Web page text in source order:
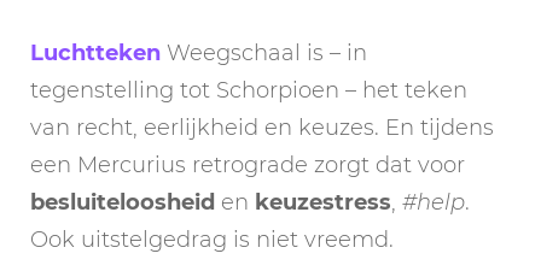
Luchtteken Weegschaal is – in
tegenstelling tot Schorpioen – het teken
van recht, eerlijkheid en keuzes. En tijdens
een Mercurius retrograde zorgt dat voor
besluiteloosheid en keuzestress, #help.
Ook uitstelgedrag is niet vreemd.